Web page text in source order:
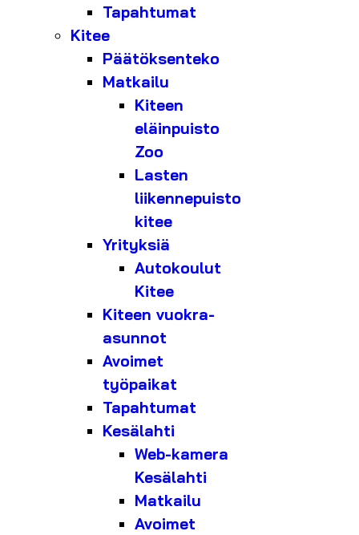
Tapahtumat
Kitee
Päätöksenteko
Matkailu
Kiteen
eläinpuisto
Zoo
Lasten
liikennepuisto
kitee
Yrityksiä
Autokoulut
Kitee
Kiteen vuokra-
asunnot
Avoimet
työpaikat
Tapahtumat
Kesälahti
Web-kamera
Kesälahti
Matkailu
Avoimet